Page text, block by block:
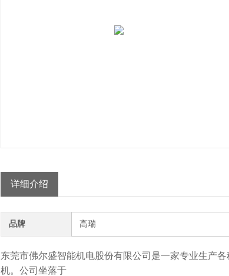
详细介绍
品牌 高瑞
东莞市佛尔盛智能机电股份有限公司是一家专业生产
机。公司坐落于